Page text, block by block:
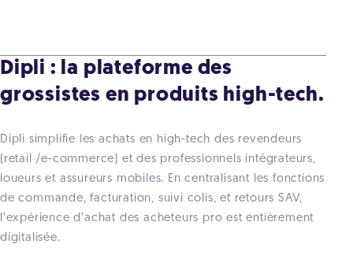
Dipli : la plateforme des
grossistes en produits high-tech.
Dipli simplifie les achats en high-tech des revendeurs
(retail /e-commerce) et des professionnels intégrateurs,
loueurs et assureurs mobiles. En centralisant les fonctions
de commande, facturation, suivi colis, et retours SAV,
l’expérience d’achat des acheteurs pro est entièrement
digitalisée.